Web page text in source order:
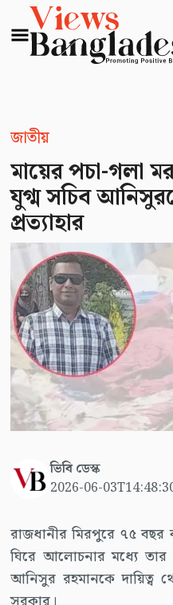
জাতীয়
মায়ের পচা-গলা
যুগ্ম সচিব
প্রত্যাহার
ভিবি ডেস্ক
2026-06-
রাজধানীর মিরপুরে ৭৫
ঘিরে আলোচনার মধ্যে
আনিসুর রহমানকে দায়িত্ব